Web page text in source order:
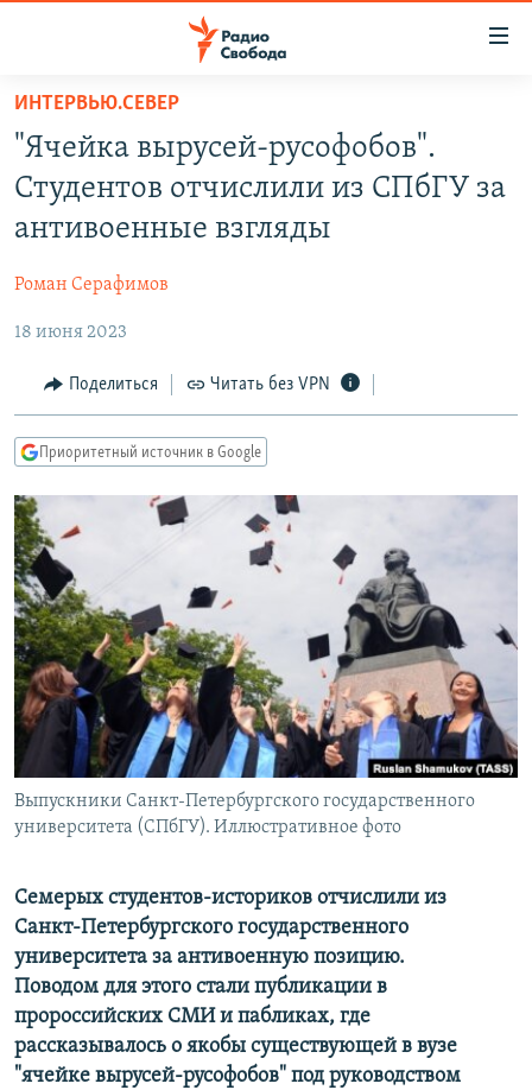
упрощенного
доступа
Вернуться
основному
Вернутся
навигации
Вернутся
поиску
ПРОГРАММЫ
АВТОРСКИЕ ПРОЕКТЫ
МНЕНИЯ
КУЛЬТУРА
IDEL.РЕАЛИИ
СЕВЕР.РЕАЛИИ
СИБИРЬ.РЕАЛИИ
РАСПИСАНИЕ ВЕЩАНИЯ
ПОДПИШИТЕСЬ НА РАССЫЛКУ
СОЦИАЛЬНЫЕ СЕТИ
Все сайты РСЕ/РС
ИНТЕРВЬЮ.СЕВЕР
"Ячейка вырусей-русофобов".
Студентов отчислили из СПбГУ за
антивоенные взгляды
Роман Серафимов
18 июня 2023
Поделиться Читать без VPN
Приоритетный источник в Google
Выпускники Санкт-Петербургского государственного
университета (СПбГУ). Иллюстративное фото
Семерых студентов-историков отчислили из
Санкт-Петербургского государственного
университета за антивоенную позицию.
Поводом для этого стали публикации в
пророссийских СМИ и пабликаx, где
рассказывалось о якобы существующей в вузе
"ячейке вырусей-русофобов" под руководством